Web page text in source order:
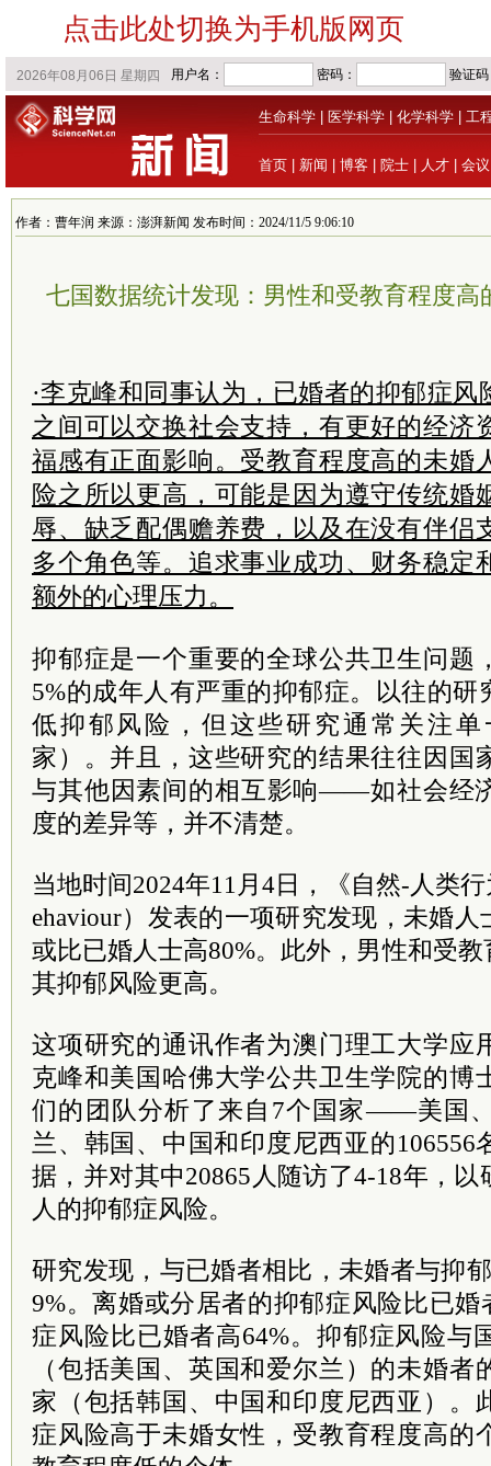
点击此处切换为手机版网页
生命科学 医学科学 化学科学 工
首页 新闻 博客 院士 人才 会议
作者：曹年润 来源：澎湃新闻 发布时间：2024/11/5 9:06:10
七国数据统计发现：男性和受教育程度高
·李克峰和同事认为，已婚者的抑郁症
之间可以交换社会支持，有更好的经济
福感有正面影响。受教育程度高的未婚
险之所以更高，可能是因为遵守传统婚
辱、缺乏配偶赡养费，以及在没有伴侣
多个角色等。追求事业成功、财务稳定
额外的心理压力。
抑郁症是一个重要的全球公共卫生问题
5%的成年人有严重的抑郁症。以往的研
低抑郁风险，但这些研究通常关注
家）。并且，这些研究的结果往往因国
与其他因素间的相互影响——如社会经
度的差异等，并不清楚。
当地时间2024年11月4日，《自然-人类行
ehaviour）发表的一项研究发现，未婚
或比已婚人士高80%。此外，男性和受
其抑郁风险更高。
这项研究的通讯作者为澳门理工大学应
克峰和美国哈佛大学公共卫生学院的博
们的团队分析了来自7个国家——美国
兰、韩国、中国和印度尼西亚的106556
据，并对其中20865人随访了4-18年，
人的抑郁症风险。
研究发现，与已婚者相比，未婚者与抑
9%。离婚或分居者的抑郁症风险比已婚
症风险比已婚者高64%。抑郁症风险与
（包括美国、英国和爱尔兰）的未婚
家（包括韩国、中国和印度尼西亚）。
症风险高于未婚女性，受教育程度高的